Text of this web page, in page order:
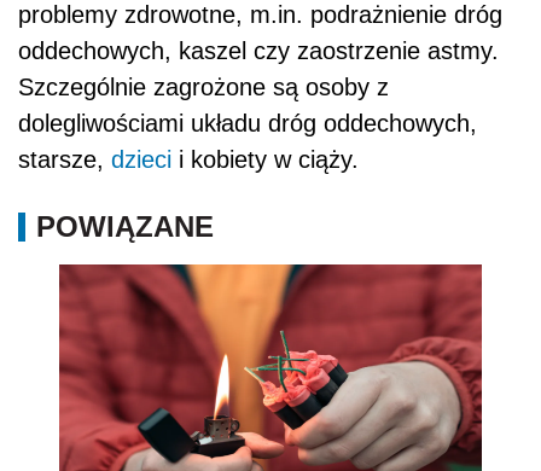
problemy zdrowotne, m.in. podrażnienie dróg
oddechowych, kaszel czy zaostrzenie astmy.
Szczególnie zagrożone są osoby z
dolegliwościami układu dróg oddechowych,
starsze, dzieci i kobiety w ciąży.
POWIĄZANE